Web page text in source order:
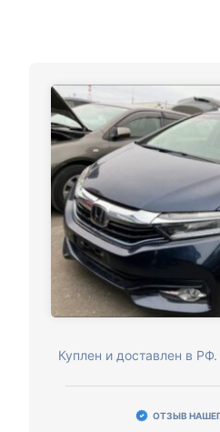
Куплен и доставлен в
ОТЗЫВ